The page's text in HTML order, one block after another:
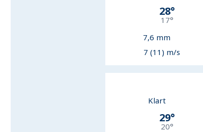
28°
17°
7,6 mm
7 (11) m/s
Klart
29°
20°